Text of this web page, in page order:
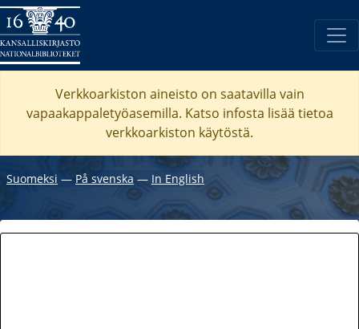
Verkkoarkiston aineisto on saatavilla vain
vapaakappaletyöasemilla. Katso infosta lisää tietoa
verkkoarkiston käytöstä.
Suomeksi ― På svenska ― In English